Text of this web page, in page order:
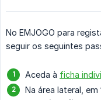
No EMJOGO para
seguir os seguintes
Aceda à ficha
Na área lateral,